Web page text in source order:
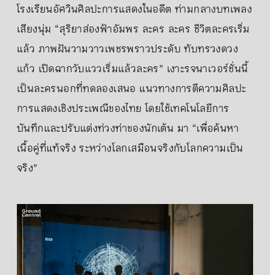
โรงเรียนอัศวินศิลปะการแสดงในอดีต ท่ามกลางบทเพลง
เสียงนุ่ม “สุริยาส่องฟ้าอัมพร ละคร ละคร​ ชีวิตละครเริ่ม
แล้ว ภาพฝันวามวาวเพชรพราวประดับ ทับทรวงดวง
แก้ว เปิดฉากวับแววเริ่มแล้วละคร” เงาะรจนาเวอร์ชั่นนี้
เป็นละครนอกที่ทดลองเสนอ แนวทางการตีความศิลปะ
การแสดงเชิงประเพณีของไทย โดยใช้เทคโนโลยีการ
บันทึกและปรับแต่งท่วงท่าของนักเต้น มา “เพื่อค้นหา
เนื้อคู่ที่แท้จริง ระหว่างโลกเสมือนจริงกับโลกความเป็น
จริง”